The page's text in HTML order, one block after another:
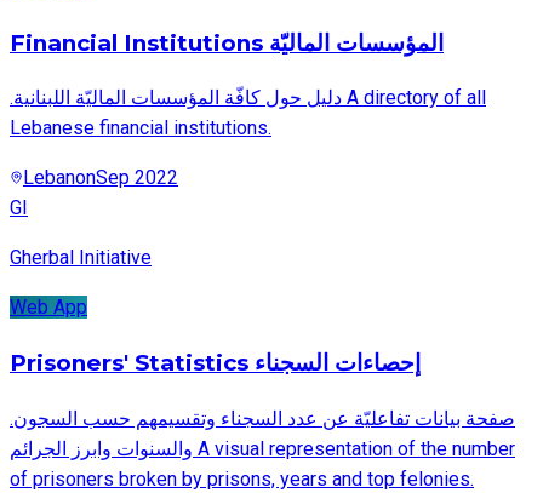
Financial Institutions المؤسسات الماليّة
.دليل حول كافّة المؤسسات الماليّة اللبنانية A directory of all
Lebanese financial institutions.
LebanonSep 2022
GI
Gherbal Initiative
Web App
Prisoners' Statistics إحصاءات السجناء
.صفحة بيانات تفاعليّة عن عدد السجناء وتقسيمهم حسب السجون
والسنوات وابرز الجرائم A visual representation of the number
of prisoners broken by prisons, years and top felonies.